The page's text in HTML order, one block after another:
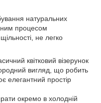
натуральних
процесом
не легко
квітковий візерунок
вигляд, що робить
елегантний простір
окремо в холодній